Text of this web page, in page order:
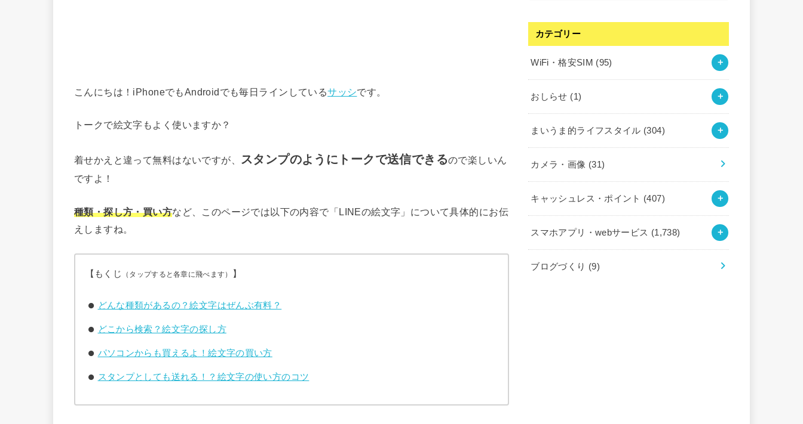
こんにちは！iPhoneでもAndroidでも毎日ラインしているサッシです。
トークで絵文字もよく使いますか？
着せかえと違って無料はないですが、 スタンプのようにトークで送信できるので楽しいん
ですよ！
種類・探し方・買い方など、このページでは以下の内容で「LINEの絵文字」について具体的にお伝
えしますね。
【もくじ （タップすると各章に飛べます） 】
どんな種類があるの？絵文字はぜんぶ有料？
どこから検索？絵文字の探し方
パソコンからも買えるよ！絵文字の買い方
スタンプとしても送れる！？絵文字の使い方のコツ
カテゴリー
WiFi・格安SIM (95)
おしらせ (1)
まいうま的ライフスタイル (304)
カメラ・画像 (31)
キャッシュレス・ポイント (407)
スマホアプリ・webサービス (1,738)
ブログづくり (9)